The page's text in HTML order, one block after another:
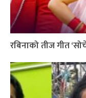
रबिनाको तीज गीत